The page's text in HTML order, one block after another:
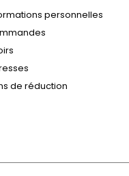
personnelles
de réduction